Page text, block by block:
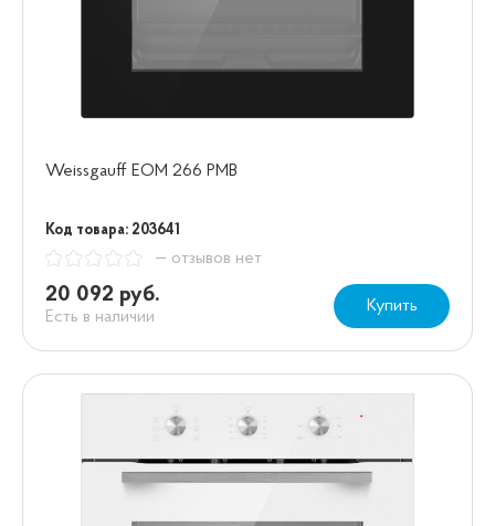
Weissgauff EOM 266 PMB
Код товара: 203641
— отзывов нет
20 092 руб.
Есть в наличии
Купить